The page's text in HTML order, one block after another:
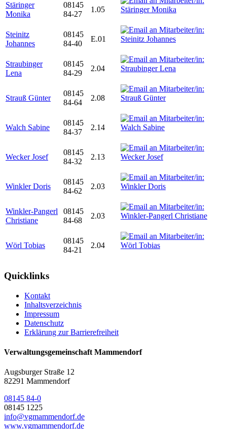
Stäringer
Monika
08145
84-27
1.05
Steinitz
Johannes
08145
84-40
E.01
Straubinger
Lena
08145
84-29
2.04
Strauß Günter
08145
84-64
2.08
Walch Sabine
08145
84-37
2.14
Wecker Josef
08145
84-32
2.13
Winkler Doris
08145
84-62
2.03
Winkler-Pangerl
Christiane
08145
84-68
2.03
Wörl Tobias
08145
84-21
2.04
Quicklinks
Kontakt
Inhaltsverzeichnis
Impressum
Datenschutz
Erklärung zur Barrierefreiheit
Verwaltungsgemeinschaft Mammendorf
Augsburger Straße 12
82291 Mammendorf
08145 84-0
08145 1225
info@vgmammendorf.de
www.vgmammendorf.de